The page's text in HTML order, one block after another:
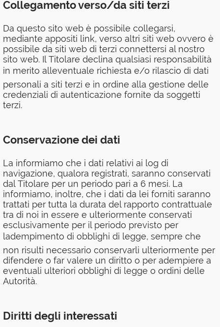
Collegamento verso/da siti terzi
Da questo sito web è possibile collegarsi,
mediante appositi link, verso altri siti web ovvero è
possibile da siti web di terzi connettersi al nostro
sito web. Il Titolare declina qualsiasi responsabilità
in merito alleventuale richiesta e/o rilascio di dati
personali a siti terzi e in ordine alla gestione delle
credenziali di autenticazione fornite da soggetti
terzi.
Conservazione dei dati
La informiamo che i dati relativi ai log di
navigazione, qualora registrati, saranno conservati
dal Titolare per un periodo pari a 6 mesi. La
informiamo, inoltre, che i dati da lei forniti saranno
trattati per tutta la durata del rapporto contrattuale
tra di noi in essere e ulteriormente conservati
esclusivamente per il periodo previsto per
ladempimento di obblighi di legge, sempre che
non risulti necessario conservarli ulteriormente per
difendere o far valere un diritto o per adempiere a
eventuali ulteriori obblighi di legge o ordini delle
Autorità.
Diritti degli interessati